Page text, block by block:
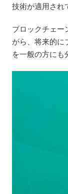
技術が適用され
ブロックチェー
がら、将来的に
を一般の方にも